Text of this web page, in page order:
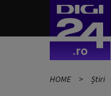
HOME Știri